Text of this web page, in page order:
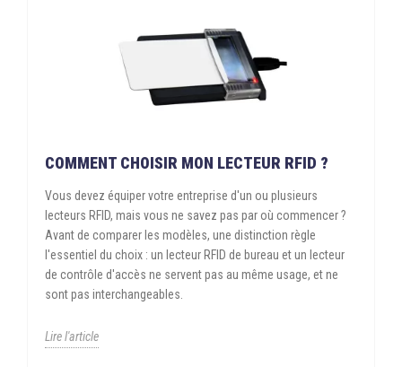
COMMENT CHOISIR MON LECTEUR RFID ?
Vous devez équiper votre entreprise d'un ou plusieurs
lecteurs RFID, mais vous ne savez pas par où commencer ?
Avant de comparer les modèles, une distinction règle
l'essentiel du choix : un lecteur RFID de bureau et un lecteur
de contrôle d'accès ne servent pas au même usage, et ne
sont pas interchangeables.
Lire l'article